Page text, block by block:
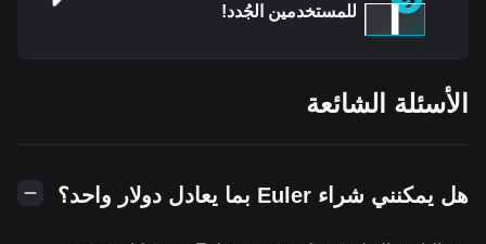
للمستخدمين الجُدد!
الأسئلة الشائعة
هل يمكنني شراء Euler بما يعادل دولار واحد؟